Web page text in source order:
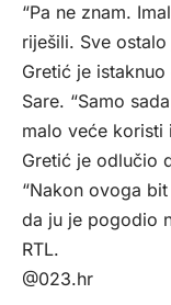
“Pa ne znam.
riješili. Sve
Gretić je
Sare. “Samo
malo veće koristi
Gretić je odlučio
“Nakon ovoga
da ju je pogodio
RTL.
@023.hr